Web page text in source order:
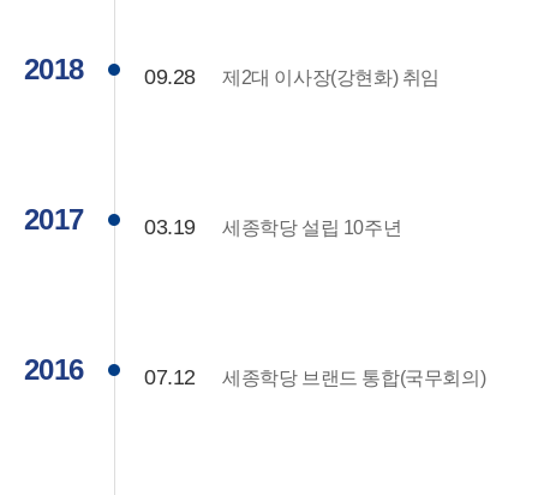
2018 09.28 제2대 이사장(강현화) 취임
2017 03.19 세종학당 설립 10주년
2016 07.12 세종학당 브랜드 통합(국무회의)